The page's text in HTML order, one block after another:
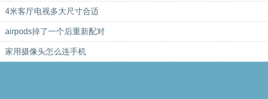
4米客厅电视多大尺寸合适
airpods掉了一个后重新配对
家用摄像头怎么连手机